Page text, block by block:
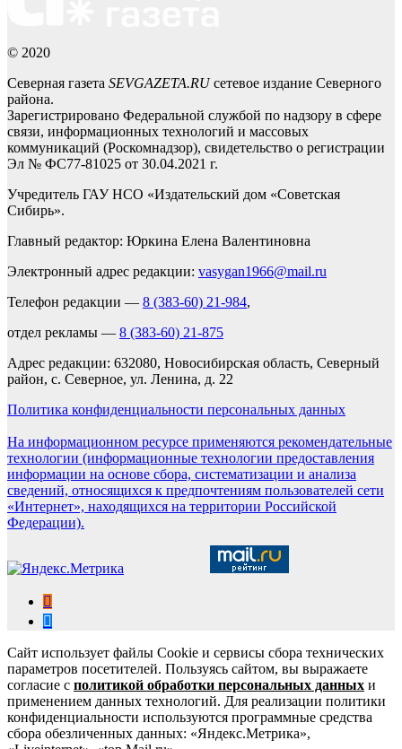
© 2020
Северная газета SEVGAZETA.RUсетевое издание Северного
района.
Зарегистрировано Федеральной службой по надзору в сфере
связи, информационных технологий и массовых
коммуникаций (Роскомнадзор), свидетельство о регистрации
Эл № ФС77-81025 от 30.04.2021 г.
Учредитель ГАУ НСО «Издательский дом «Советская
Сибирь».
Главный редактор: Юркина Елена Валентиновна
Электронный адрес редакции: vasygan1966@mail.ru
Телефон редакции — 8 (383-60) 21-984,
отдел рекламы — 8 (383-60) 21-875
Адрес редакции: 632080, Новосибирская область, Северный
район, с. Северное, ул. Ленина, д. 22
Политика конфиденциальности персональных данных
На информационном ресурсе применяются рекомендательные
технологии (информационные технологии предоставления
информации на основе сбора, систематизации и анализа
сведений, относящихся к предпочтениям пользователей сети
«Интернет», находящихся на территории Российской
Федерации).
Сайт использует файлы Cookie и сервисы сбора технических
параметров посетителей. Пользуясь сайтом, вы выражаете
согласие с политикой обработки персональных данных и
применением данных технологий. Для реализации политики
конфиденциальности используются программные средства
сбора обезличенных данных: «Яндекс.Метрика»,